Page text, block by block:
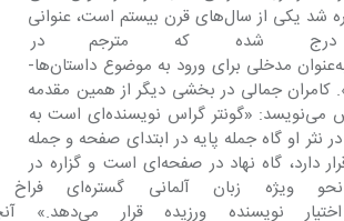
کتاب که چنانکه اشاره شد یکی از سال‌های قرن بیستم است، عنوانی
درج شده که مترجم در
«عنوان‌های فرعی- به‌عنوان مدخلی برای ورود به موضوع داستان‌ها-
کامران جمالی در بخشی دیگر از همین مقدمه
درباره نثر گونتر گراس می‌نویسد: «گونتر گراس نویسنده‌ای است به
در نثر او گاه جمله پایه در ابتدای صفحه و جمله
پیرو در انتهای آن قرار دارد، گاه نهاد در صفحه‌ای است و گزاره در
صفحه پسین. نحو ویژه
زبان‌آوری‌ها در اختیار